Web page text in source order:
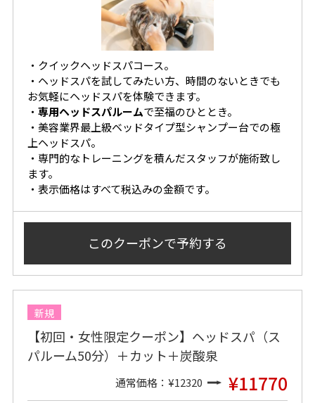
・クイックヘッドスパコース。
・ヘッドスパを試してみたい方、時間のないときでも
お気軽にヘッドスパを体験できます。
・ 専用ヘッドスパルームで至福のひととき。
・美容業界最上級ベッドタイプ型シャンプー台での極
上ヘッドスパ。
・専門的なトレーニングを積んだスタッフが施術致し
ます。
・表示価格はすべて税込みの金額です。
このクーポンで予約する
新規
【初回・女性限定クーポン】ヘッドスパ（ス
パルーム50分）＋カット＋炭酸泉
通常価格：¥12320 ¥11770